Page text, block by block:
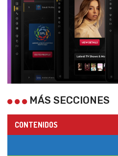
MÁS SECCIONES
CONTENIDOS